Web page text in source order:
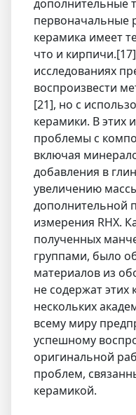
дополнительные
первоначальные
керамика имеет
что и
исследованиях
воспроизвести
[21], но с
керамики. В этих
проблемы с
включая
добавления в
увеличению
дополнительной
измерения RHX.
полученных
группами, было
материалов из
не содержат этих
нескольких
всему миру
успешному
оригинальной
проблем,
керамикой.